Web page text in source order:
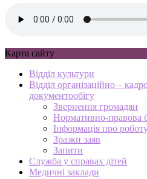
Карта сайту
Відділ культури
Відділ організаційно –
документообігу
Звернення громадян
Нормативно-правова
Інформація про
Зразки заяв
Запити
Служба у справах дітей
Медичні заклади